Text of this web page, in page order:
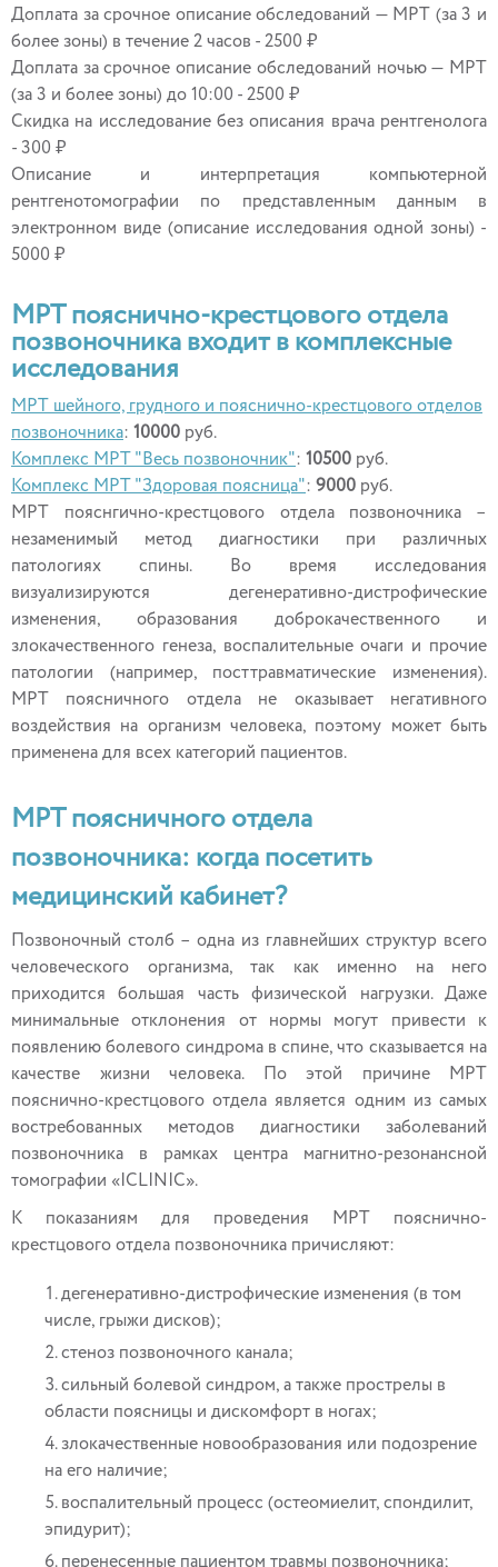
МРТ пояснгично-крестцового отдела позвоночника –
незаменимый метод диагностики при различных
патологиях спины. Во время исследования
визуализируются дегенеративно-дистрофические
изменения, образования доброкачественного и
злокачественного генеза, воспалительные очаги и прочие
патологии (например, посттравматические изменения).
МРТ поясничного отдела не оказывает негативного
воздействия на организм человека, поэтому может быть
применена для всех категорий пациентов.
МРТ поясничного отдела
позвоночника: когда посетить
медицинский кабинет?
Позвоночный столб – одна из главнейших структур всего
человеческого организма, так как именно на него
приходится большая часть физической нагрузки. Даже
минимальные отклонения от нормы могут привести к
появлению болевого синдрома в спине, что сказывается на
качестве жизни человека. По этой причине МРТ
пояснично-крестцового отдела является одним из самых
востребованных методов диагностики заболеваний
позвоночника в рамках центра магнитно-резонансной
томографии «ICLINIC».
К показаниям для проведения МРТ пояснично-
крестцового отдела позвоночника причисляют:
дегенеративно-дистрофические изменения (в том
числе, грыжи дисков);
стеноз позвоночного канала;
сильный болевой синдром, а также прострелы в
области поясницы и дискомфорт в ногах;
злокачественные новообразования или подозрение
на его наличие;
воспалительный процесс (остеомиелит, спондилит,
эпидурит);
перенесенные пациентом травмы позвоночника;
Доплата за срочное описание обследований — МРТ (за 3 и
более зоны) в течение 2 часов - 2500 ₽
Доплата за срочное описание обследований ночью — МРТ
(за 3 и более зоны) до 10:00 - 2500 ₽
Скидка на исследование без описания врача рентгенолога
- 300 ₽
Описание и интерпретация компьютерной
рентгенотомографии по представленным данным в
электронном виде (описание исследования одной зоны) -
5000 ₽
МРТ пояснично-крестцового отдела
позвоночника входит в комплексные
исследования
МРТ шейного, грудного и пояснично-крестцового отделов
позвоночника: 10000 руб.
Комплекс МРТ "Весь позвоночник": 10500 руб.
Комплекс МРТ "Здоровая поясница": 9000 руб.